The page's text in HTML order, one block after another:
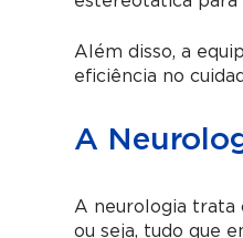
Além disso, a
eficiência no
A
A neurologia trata
ou seja, tudo que